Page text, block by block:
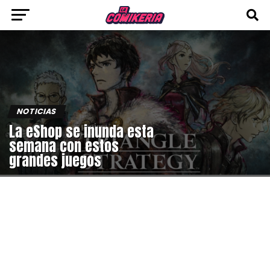
NOTICIAS
La eShop se inunda esta
semana con estos
grandes juegos